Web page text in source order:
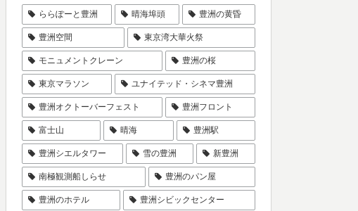
ららぽーと豊洲 晴海埠頭 豊洲の黄昏
豊洲空間 東京湾大華火祭
モニュメントクレーン 豊洲の桜
東京マラソン ユナイテッド・シネマ豊洲
豊洲オクトーバーフェスト 豊洲フロント
富士山 晴海 豊洲駅
豊洲シエルタワー 雪の豊洲 新豊洲
南極観測船しらせ 豊洲のパン屋
豊洲のホテル 豊洲シビックセンター